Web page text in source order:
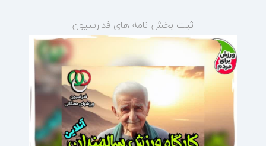
ثبت بخش نامه های فدارسیون
والیبال
تکواندو